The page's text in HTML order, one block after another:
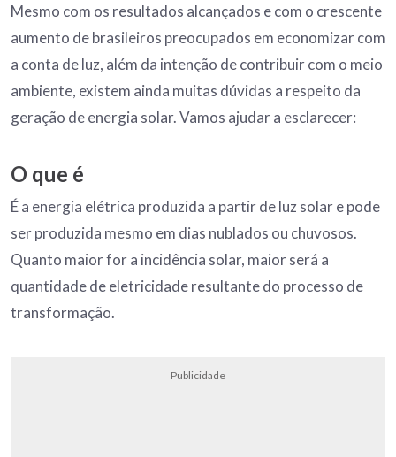
Mesmo com os resultados alcançados e com o crescente
aumento de brasileiros preocupados em economizar com
a conta de luz, além da intenção de contribuir com o meio
ambiente, existem ainda muitas dúvidas a respeito da
geração de energia solar. Vamos ajudar a esclarecer:
O que é
É a energia elétrica produzida a partir de luz solar e pode
ser produzida mesmo em dias nublados ou chuvosos.
Quanto maior for a incidência solar, maior será a
quantidade de eletricidade resultante do processo de
transformação.
Publicidade